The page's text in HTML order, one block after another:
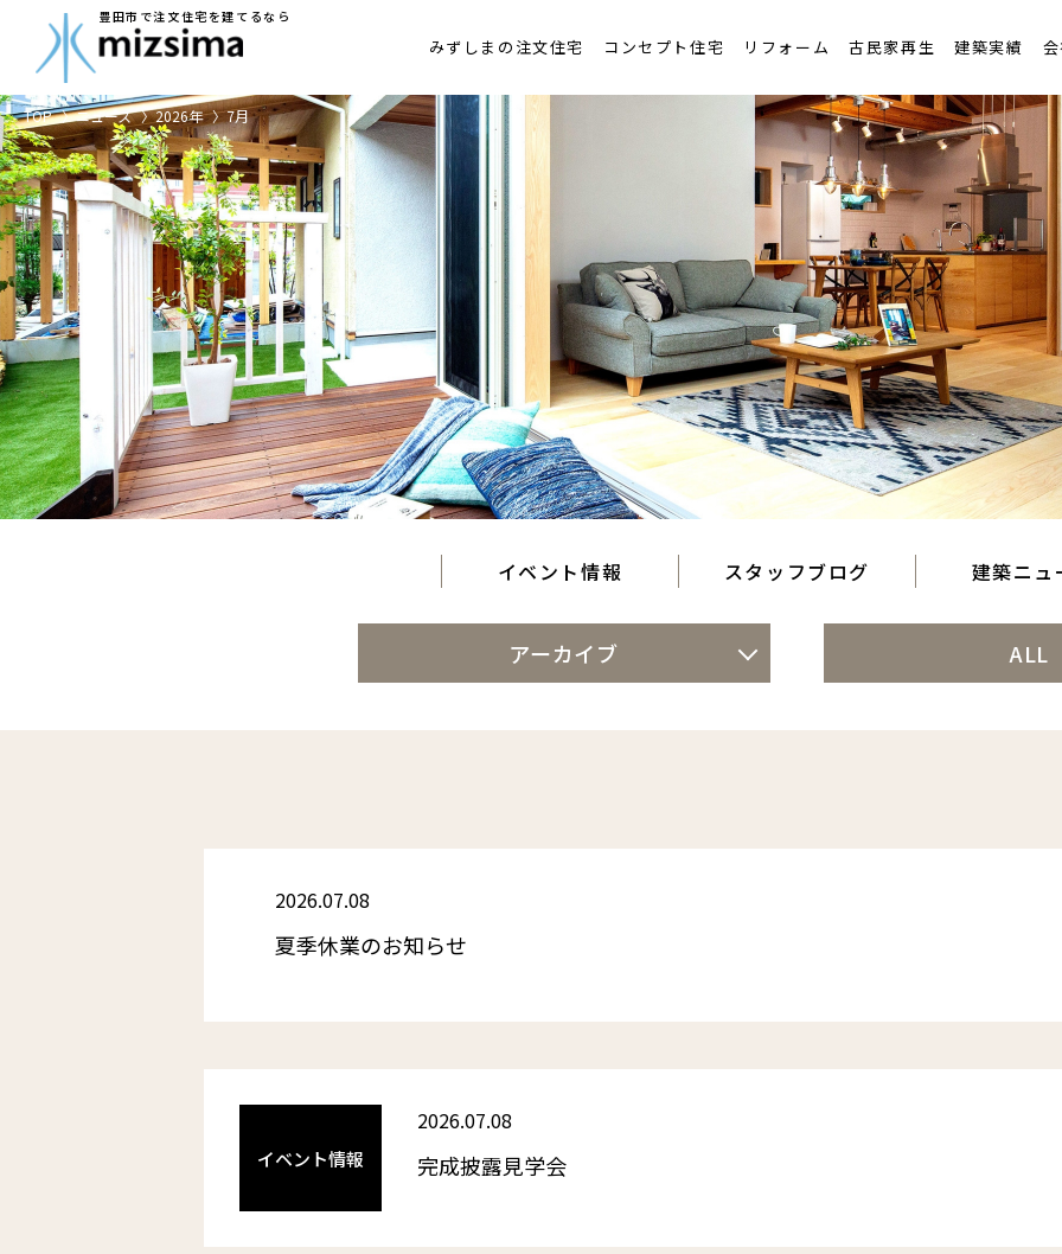
豊田市で注文住宅を建てるなら
みずしまの注文住宅
家づくりの流れ コンセプト住宅 リフォーム 古民家再生 建築実績
TOP ニュース 2026年 7月
イベント情報 スタッフブログ 建築ニュ
アーカイブ ALL
2026.07.08
夏季休業のお知らせ
イベント情報
2026.07.08
完成披露見学会